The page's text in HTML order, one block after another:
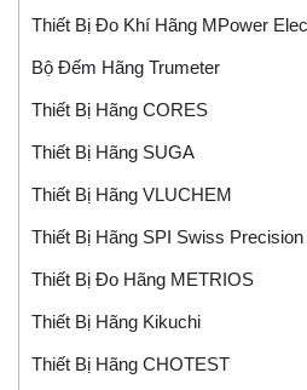
Thiết Bị Đo Khí Hãng MPower
Bộ Đếm Hãng Trumeter
Thiết Bị Hãng CORES
Thiết Bị Hãng SUGA
Thiết Bị Hãng VLUCHEM
Thiết Bị Hãng SPI Swiss
Thiết Bị Đo Hãng METRIOS
Thiết Bị Hãng Kikuchi
Thiết Bị Hãng CHOTEST